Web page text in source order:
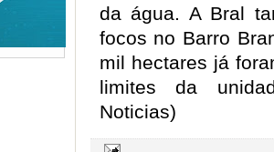
da água. A Bral
focos no Barro
mil hectares já
limites da
Noticias)